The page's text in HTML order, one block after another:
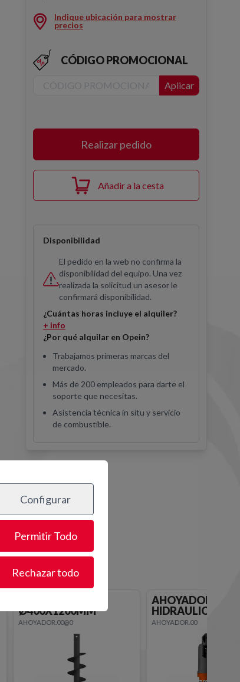
Indique ubicación para mostrar
precios
CÓDIGO PROMOCIONAL
Aplicar
Realizar pedido
Añadir a la cesta
Disponibilidad
El pedido en la web no confirma la
disponibilidad del equipo. Una vez
realizada la solicitud un asesor le
confirmará disponibilidad.
¿Cuántas horas incluye el alquiler?
+ info
¿Por qué alquilar en Opein?
Trabajamos primeras marcas del
mercado.
Más de 200 empleados para darte el
soporte que necesitas.
Asistencia técnica in situ y servicio
de combustible.
HIDRAULICA Ø400MM
AHOYADOR.00
FRESADORA
HIDRAULICA
CARGADORA@10
Configurar
Permitir Todo
Rechazar todo